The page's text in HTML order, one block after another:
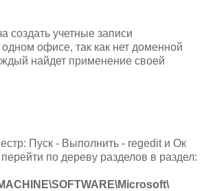
создать учетные записи
одном офисе, так как нет доменной
найдет применение своей
Пуск - Выполнить - regedit и Ок
по дереву разделов в раздел: